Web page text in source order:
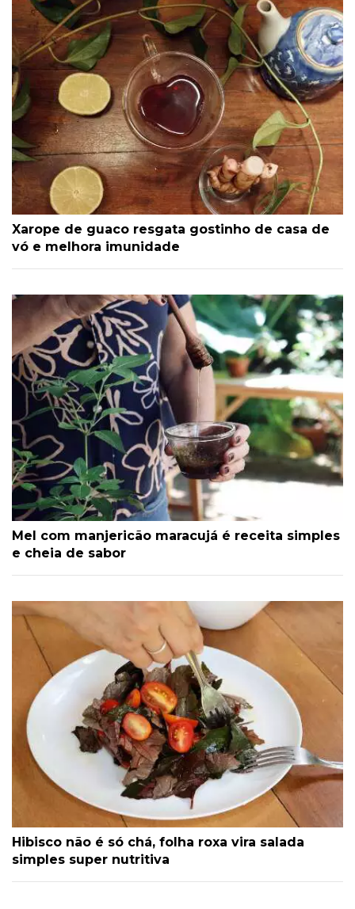
Xarope de guaco resgata gostinho de casa de
vó e melhora imunidade
Mel com manjericão maracujá é receita simples
e cheia de sabor
Hibisco não é só chá, folha roxa vira salada
simples super nutritiva